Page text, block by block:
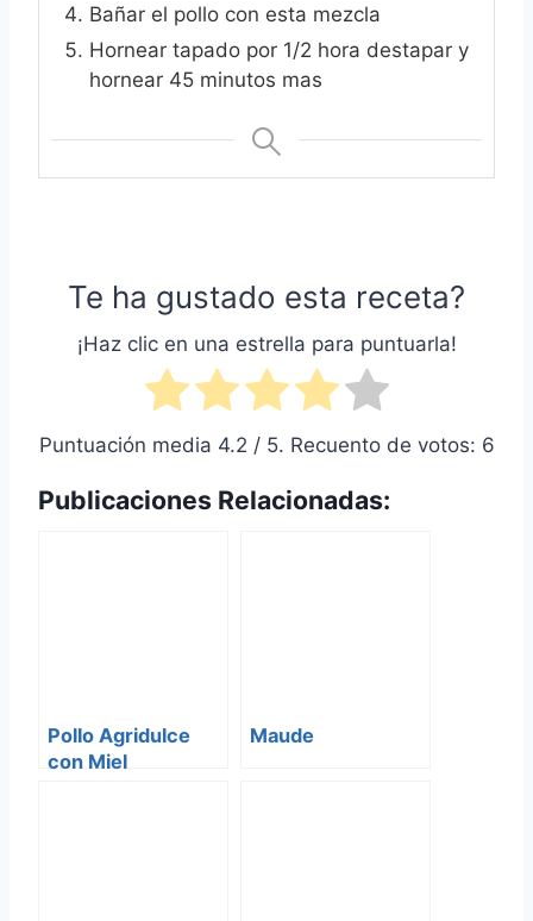
Bañar el pollo con esta mezcla
Hornear tapado por 1/2 hora destapar y
hornear 45 minutos mas
Te ha gustado esta receta?
¡Haz clic en una estrella para puntuarla!
Puntuación media 4.2 / 5. Recuento de votos: 6
Publicaciones Relacionadas:
Pollo Agridulce
con Miel
Maude